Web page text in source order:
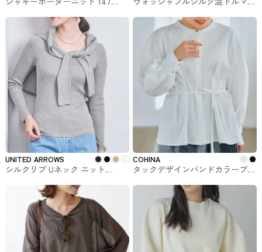
できるROSSO
UNITED ARROWS
シルクリブ Uネック ニット
COHINA
タックデザインバンドカラーブラ